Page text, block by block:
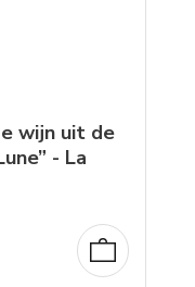
wijn uit de
- La